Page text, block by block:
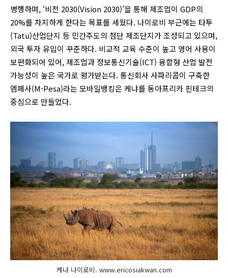
병행하며, ‘비전 2030(Vision 2030)’을 통해 제조업이 GDP의
20%를 차지하게 한다는 목표를 세웠다. 나이로비 부근에는 타투
(Tatu)산업단지 등 민간주도의 첨단 제조단지가 조성되고 있으며,
외국 투자 유입이 꾸준하다. 비교적 교육 수준이 높고 영어 사용이
보편화되어 있어, 제조업과 정보통신기술(ICT) 융합형 산업 발전
가능성이 높은 국가로 평가받는다. 통신회사 사파리콤이 구축한
엠페사(M-Pesa)라는 모바일뱅킹은 케냐를 동아프리카 핀테크의
중심으로 만들었다.
케냐 나이로비. www.ericosiakwan.com